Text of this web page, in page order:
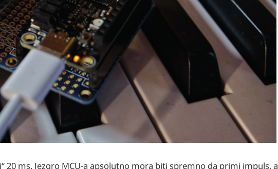
ms. Jezgro MCU-a apsolutno mora biti spremno da primi impuls, a